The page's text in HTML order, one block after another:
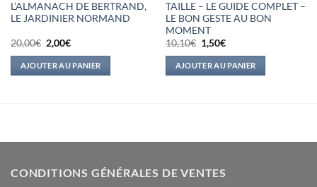
L’ALMANACH DE BERTRAND,
LE JARDINIER NORMAND
20,00€ Le
prix
initial
était :
20,00€.
2,00€Le
actuel
est :
2,00€.
AJOUTER AU PANIER
TAILLE – LE GUIDE COMPLET –
LE BON GESTE AU BON
MOMENT
10,10€ Le
prix
initial
était :
10,10€.
1,50€Le
actuel
est :
1,50€.
AJOUTER AU PANIER
CONDITIONS GÉNÉRALES DE VENTES